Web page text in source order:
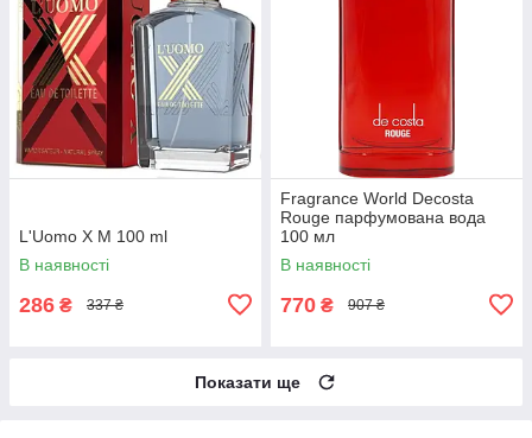
L'Uomo X M 100 ml
В наявності
286 ₴ 337 ₴
Fragrance World Decosta
Rouge парфумована вода
100 мл
В наявності
770 ₴ 907 ₴
Показати ще